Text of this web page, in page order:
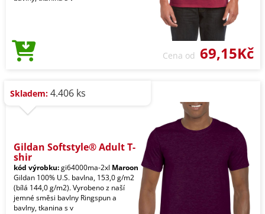
Cena od 69,15Kč
Skladem: 4.406 ks
Gildan Softstyle® Adult T-
shir
kód výrobku:gi64000ma-2xl Maroon
Gildan 100% U.S. bavlna, 153,0 g/m2
(bílá 144,0 g/m2). Vyrobeno z naší
jemné směsi bavlny Ringspun a
bavlny, tkanina s v